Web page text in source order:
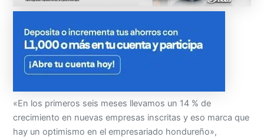
«En los primeros seis meses llevamos un 14 % de
crecimiento en nuevas empresas inscritas y eso marca que
hay un optimismo en el empresariado hondureño»,